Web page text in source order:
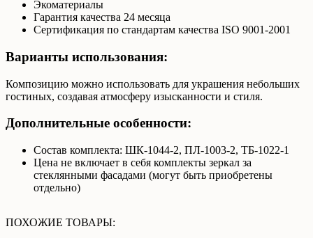
Экоматериалы
Гарантия качества 24 месяца
Сертификация по стандартам качества ISO 9001-2001
Варианты использования:
Композицию можно использовать для украшения небольших
гостиных, создавая атмосферу изысканности и стиля.
Дополнительные особенности:
Состав комплекта: ШК-1044-2, ПЛ-1003-2, ТБ-1022-1
Цена не включает в себя комплекты зеркал за
стеклянными фасадами (могут быть приобретены
отдельно)
ПОХОЖИЕ ТОВАРЫ: